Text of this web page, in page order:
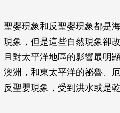
聖嬰現象和反聖嬰現象都是
現象，但是這些自然現象卻
且對太平洋地區的影響最明
澳洲，和東太平洋的祕魯、
反聖嬰現象，受到洪水或是乾